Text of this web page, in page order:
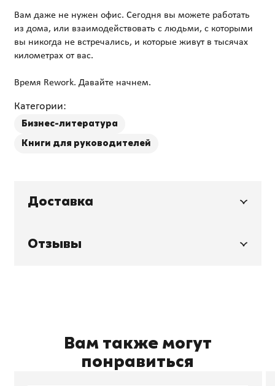
Вам даже не нужен офис. Сегодня вы можете работать
из дома, или взаимодействовать с людьми, с которыми
вы никогда не встречались, и которые живут в тысячах
километрах от вас.
Категории:
Бизнес-литература
Книги для руководителей
Доставка
Отзывы
Вам также могут
понравиться